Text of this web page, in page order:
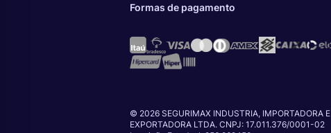
Formas de pagamento
© 2026 SEGURIMAX INDUSTRIA, IMPORTADORA E
EXPORTADORA LTDA. CNPJ: 17.011.376/0001-02